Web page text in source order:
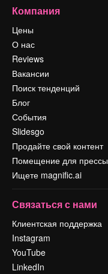
Компания
Цены
О нас
Reviews
Вакансии
Поиск тенденций
Блог
События
Slidesgo
Продайте свой контент
Помещение для прессы
Ищете magnific.ai
Связаться с нами
Клиентская поддержка
Instagram
YouTube
LinkedIn